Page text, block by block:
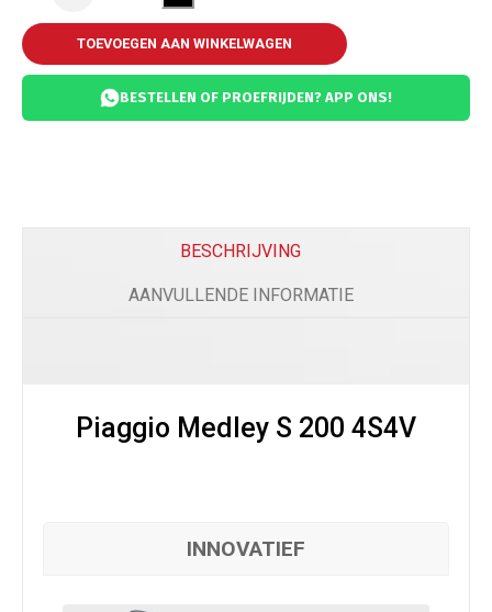
TOEVOEGEN AAN WINKELWAGEN
BESTELLEN OF PROEFRIJDEN? APP ONS!
BESCHRIJVING
AANVULLENDE INFORMATIE
Piaggio Medley S 200 4S4V
INNOVATIEF